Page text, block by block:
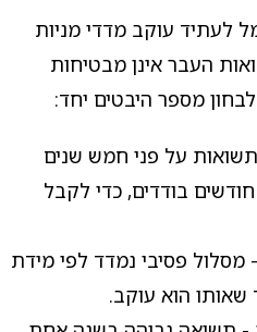
לעתיד עוקב מדדי מניות
העבר אינן מבטיחות
מספר היבטים יחד:
על פני חמש שנים
בודדים, כדי לקבל
מסלול פסיבי נמדד לפי מידת
הוא עוקב.